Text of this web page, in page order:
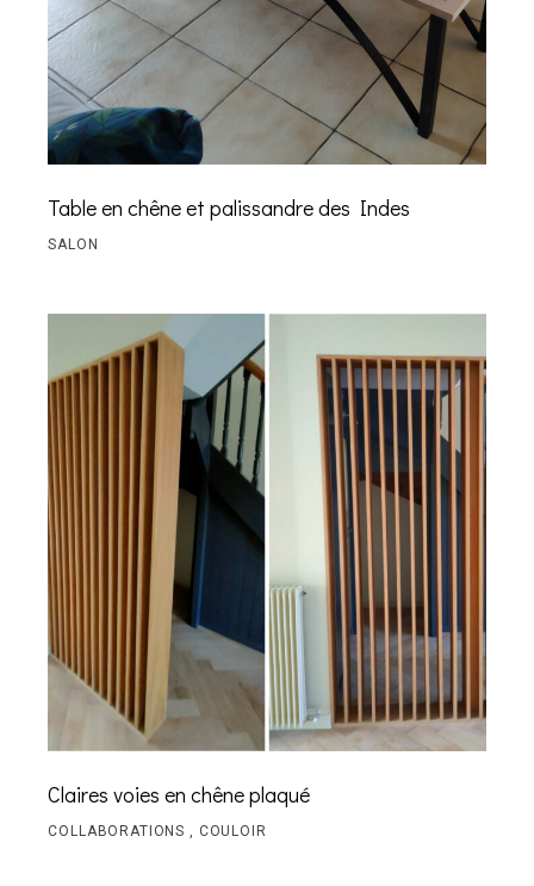
Table en chêne et palissandre des Indes
SALON
Claires voies en chêne plaqué
COLLABORATIONS COULOIR